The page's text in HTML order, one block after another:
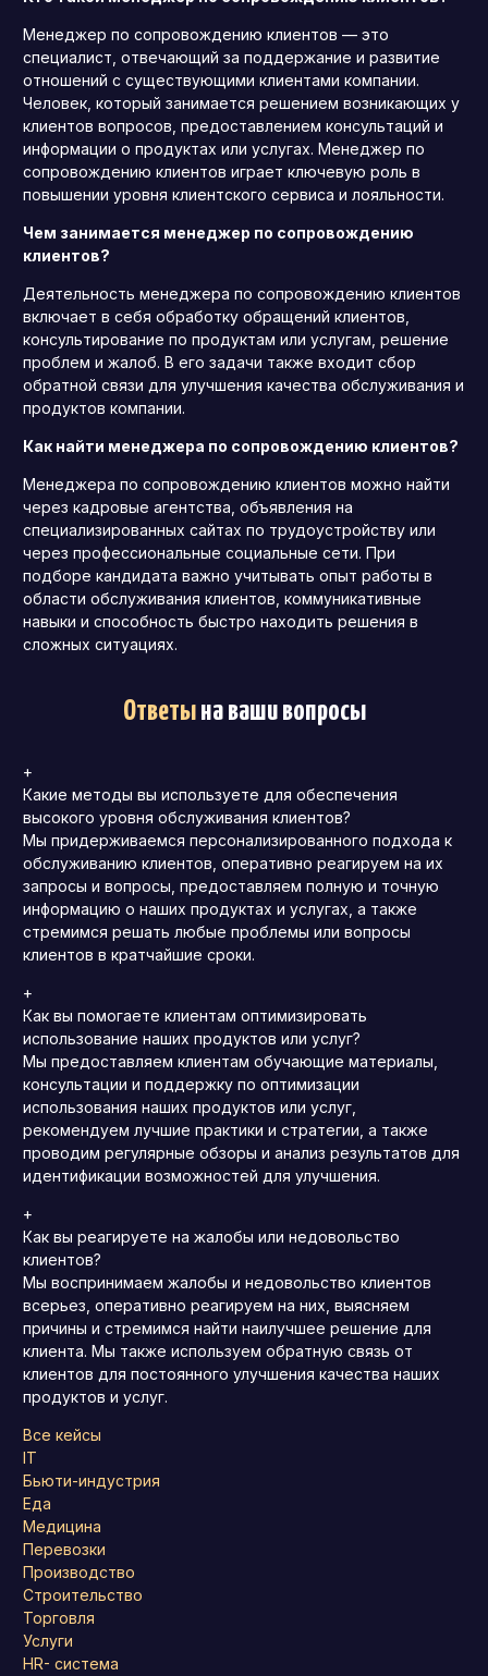
Менеджер по сопровождению клиентов — это
специалист, отвечающий за поддержание и развитие
отношений с существующими клиентами компании.
Человек, который занимается решением возникающих у
клиентов вопросов, предоставлением консультаций и
информации о продуктах или услугах. Менеджер по
сопровождению клиентов играет ключевую роль в
повышении уровня клиентского сервиса и лояльности.
Чем занимается менеджер по сопровождению
клиентов?
Деятельность менеджера по сопровождению клиентов
включает в себя обработку обращений клиентов,
консультирование по продуктам или услугам, решение
проблем и жалоб. В его задачи также входит сбор
обратной связи для улучшения качества обслуживания и
продуктов компании.
Как найти менеджера по сопровождению клиентов?
Менеджера по сопровождению клиентов можно найти
через кадровые агентства, объявления на
специализированных сайтах по трудоустройству или
через профессиональные социальные сети. При
подборе кандидата важно учитывать опыт работы в
области обслуживания клиентов, коммуникативные
навыки и способность быстро находить решения в
сложных ситуациях.
Ответына ваши вопросы
+
Какие методы вы используете для обеспечения
высокого уровня обслуживания клиентов?
Мы придерживаемся персонализированного подхода к
обслуживанию клиентов, оперативно реагируем на их
запросы и вопросы, предоставляем полную и точную
информацию о наших продуктах и услугах, а также
стремимся решать любые проблемы или вопросы
клиентов в кратчайшие сроки.
+
Как вы помогаете клиентам оптимизировать
использование наших продуктов или услуг?
Мы предоставляем клиентам обучающие материалы,
консультации и поддержку по оптимизации
использования наших продуктов или услуг,
рекомендуем лучшие практики и стратегии, а также
проводим регулярные обзоры и анализ результатов для
идентификации возможностей для улучшения.
+
Как вы реагируете на жалобы или недовольство
клиентов?
Мы воспринимаем жалобы и недовольство клиентов
всерьез, оперативно реагируем на них, выясняем
причины и стремимся найти наилучшее решение для
клиента. Мы также используем обратную связь от
клиентов для постоянного улучшения качества наших
продуктов и услуг.
Все кейсы
IT
Бьюти-индустрия
Еда
Медицина
Перевозки
Производство
Строительство
Торговля
Услуги
HR- система